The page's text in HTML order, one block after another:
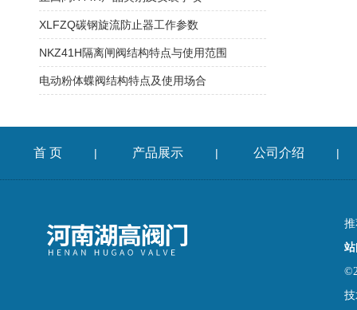
XLFZQ碳钢旋流防止器工作参数
NKZ41H隔离闸阀结构特点与使用范围
电动粉体蝶阀结构特点及使用场合
首 页 | 产品展示 | 公司介绍 |